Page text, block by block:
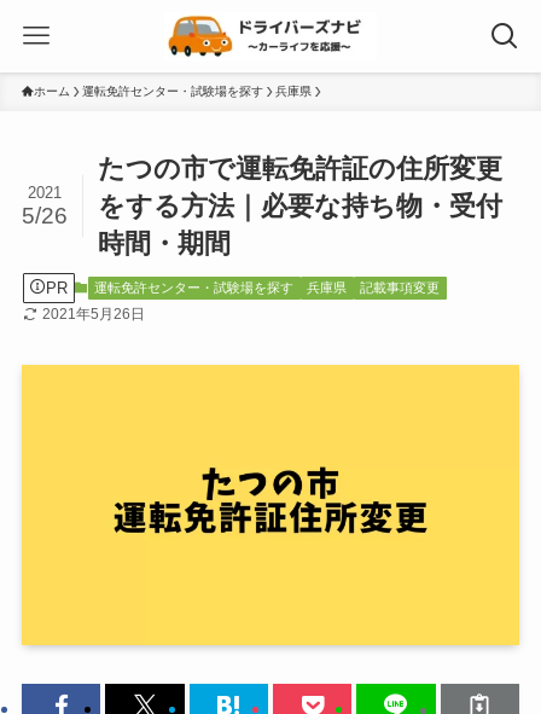
ホーム 運転免許センター・試験場を探す 兵庫県
たつの市で運転免許証の住所変更
をする方法｜必要な持ち物・受付
時間・期間
2021
5/26
PR 運転免許センター・試験場を探す 兵庫県 記載事項変更
2021年5月26日